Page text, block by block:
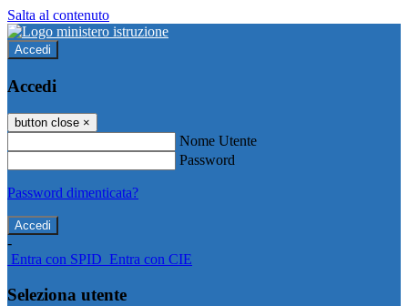
Salta al contenuto
Accedi
Accedi
button close ×
Nome Utente
Password
Password dimenticata?
-
Entra con SPID Entra con CIE
Seleziona utente